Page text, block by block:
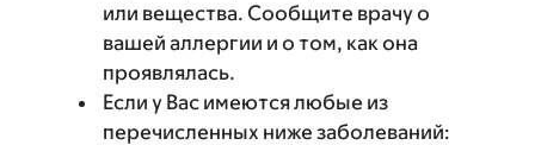
или вещества. Сообщите врачу о
вашей аллергии и о том, как она
проявлялась.
Если у Вас имеются любые из
перечисленных ниже заболеваний: